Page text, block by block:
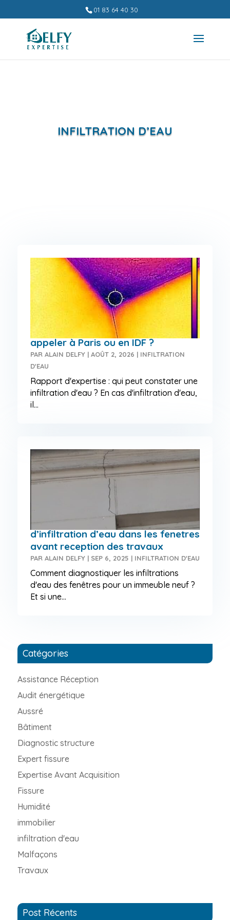
01 83 64 40 30
INFILTRATION D’EAU
Expertise en infiltration d’eau : qui
appeler à Paris ou en IDF ?
PAR ALAIN DELFY| AOÛT 2, 2026 | INFILTRATION
D'EAU
Rapport d'expertise : qui peut constater une
infiltration d'eau ? En cas d'infiltration d'eau,
il...
Immeuble neuf : problème
d’infiltration d’eau dans les fenetres
avant reception des travaux
PAR ALAIN DELFY| SEP 6, 2025 | INFILTRATION D'EAU
Comment diagnostiquer les infiltrations
d'eau des fenêtres pour un immeuble neuf ?
Et si une...
Catégories
Assistance Réception
Audit énergétique
Aussré
Bâtiment
Diagnostic structure
Expert fissure
Expertise Avant Acquisition
Fissure
Humidité
immobilier
infiltration d'eau
Malfaçons
Travaux
Post Récents